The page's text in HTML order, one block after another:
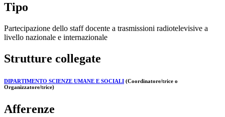
Tipo
Partecipazione dello staff docente a trasmissioni radiotelevisive a
livello nazionale e internazionale
Strutture collegate
DIPARTIMENTO SCIENZE UMANE E SOCIALI (Coordinatore/trice o
Organizzatore/trice)
Afferenze